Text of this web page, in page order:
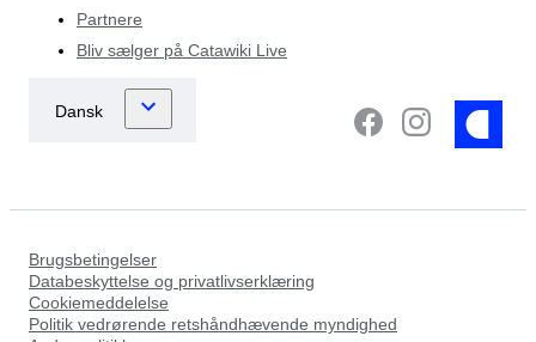
Partnere
Bliv sælger på Catawiki Live
Brugsbetingelser
Databeskyttelse og privatlivserklæring
Cookiemeddelelse
Politik vedrørende retshåndhævende myndighed